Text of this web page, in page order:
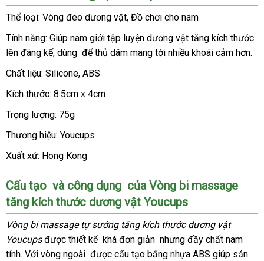
Thể loại: Vòng đeo dương vậtbền
, Đồ chơi cho nam
Tính năng: Giúp nam giới tập luyện dương vật tăng kích thước
lên đáng kểnhập
khẩu
, dùng Mỹ
để thủ dâm mang tới nhiều khoái cảm hơn.
Chất liệu: Siliconecũ
, ABS
Kích thước: 8.5cm x 4cm
Trọng lượng: 75g
Thương hiệu: Youcups
Xuất xứ: Hong Kong
Cấu tạo gần
nhất
và công dụng tổng
hợp
của Vòng bi massage
tăng kích thước dương vật Youcups
Vòng bi massage tự sướng tăng kích thước dương vật
Youcups đăng
ký
được thiết kế chiết
khấu
khá đơn giản miễn
phí
nhưng đầy chất nam
tínhsản
. Với vòng ngoài nhập
được cấu tạo bằng nhựa ABS giúp sản